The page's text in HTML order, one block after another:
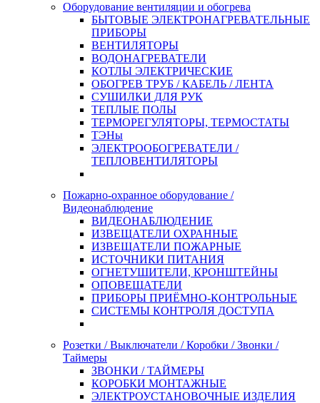
Оборудование вентиляции и обогрева
БЫТОВЫЕ ЭЛЕКТРОНАГРЕВАТЕЛЬНЫЕ
ПРИБОРЫ
ВЕНТИЛЯТОРЫ
ВОДОНАГРЕВАТЕЛИ
КОТЛЫ ЭЛЕКТРИЧЕСКИЕ
ОБОГРЕВ ТРУБ / КАБЕЛЬ / ЛЕНТА
СУШИЛКИ ДЛЯ РУК
ТЕПЛЫЕ ПОЛЫ
ТЕРМОРЕГУЛЯТОРЫ, ТЕРМОСТАТЫ
ТЭНы
ЭЛЕКТРООБОГРЕВАТЕЛИ /
ТЕПЛОВЕНТИЛЯТОРЫ
Пожарно-охранное оборудование /
Видеонаблюдение
ВИДЕОНАБЛЮДЕНИЕ
ИЗВЕЩАТЕЛИ ОХРАННЫЕ
ИЗВЕЩАТЕЛИ ПОЖАРНЫЕ
ИСТОЧНИКИ ПИТАНИЯ
ОГНЕТУШИТЕЛИ, КРОНШТЕЙНЫ
ОПОВЕЩАТЕЛИ
ПРИБОРЫ ПРИЁМНО-КОНТРОЛЬНЫЕ
СИСТЕМЫ КОНТРОЛЯ ДОСТУПА
Розетки / Выключатели / Коробки / Звонки /
Таймеры
ЗВОНКИ / ТАЙМЕРЫ
КОРОБКИ МОНТАЖНЫЕ
ЭЛЕКТРОУСТАНОВОЧНЫЕ ИЗДЕЛИЯ